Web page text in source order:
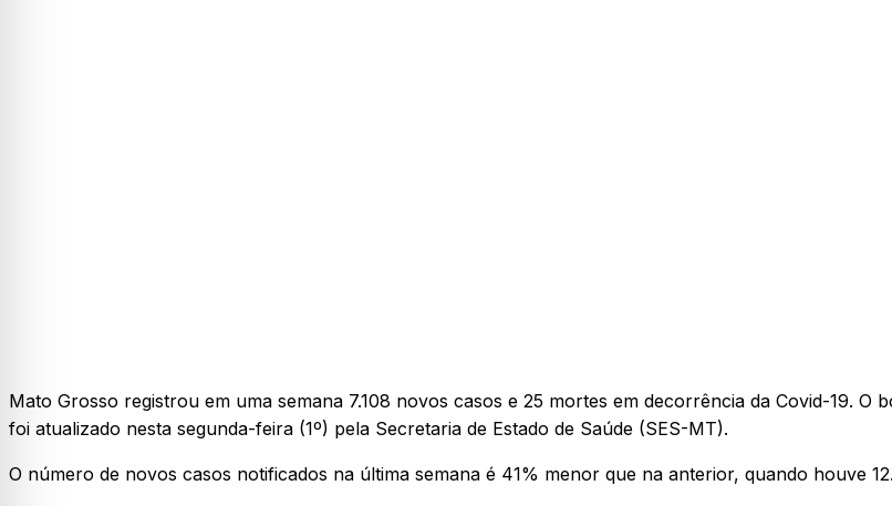
Mato Grosso registrou em uma semana 7.108 novos casos e 25 mortes em decorrência da Covid-19. O
foi atualizado nesta segunda-feira (1º) pela Secretaria de Estado de Saúde (SES-MT).
O número de novos casos notificados na última semana é 41% menor que na anterior, quando houve